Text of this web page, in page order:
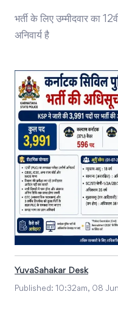
भर्ती के लिए उम्मीदवार का
अनिवार्य है
YuvaSahakar Desk
Published: 10:32am, 08